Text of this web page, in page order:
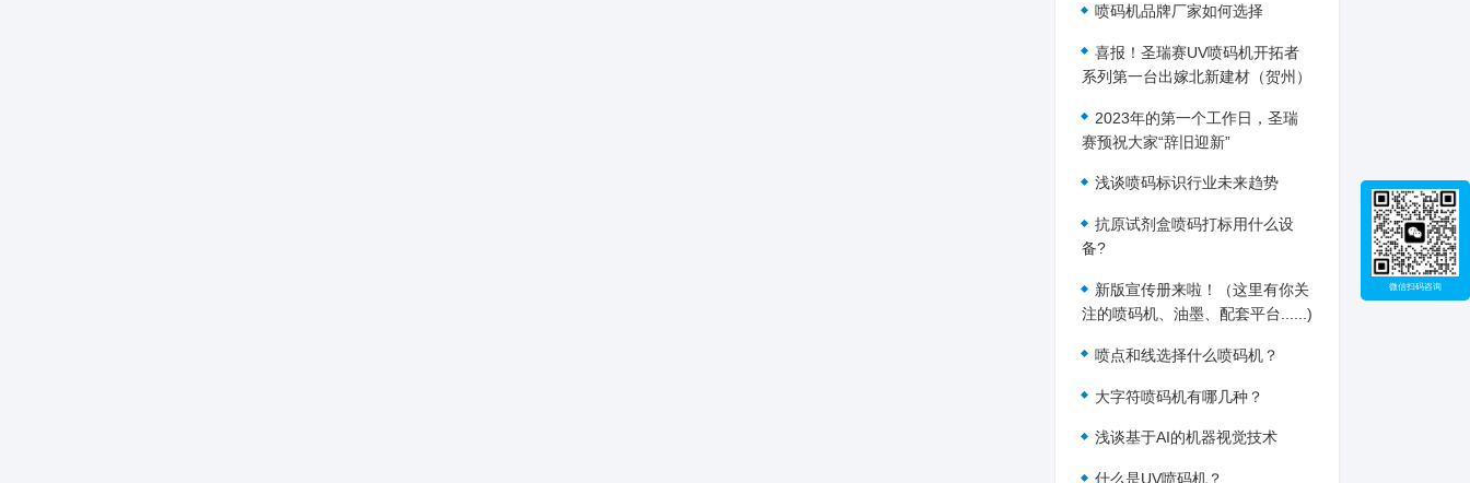
喷码机品牌厂家如何选择
喜报！圣瑞赛UV喷码机开拓者
系列第一台出嫁北新建材（贺州）
2023年的第一个工作日，圣瑞
赛预祝大家“辞旧迎新”
浅谈喷码标识行业未来趋势
抗原试剂盒喷码打标用什么设
备?
新版宣传册来啦！（这里有你关
注的喷码机、油墨、配套平台......)
喷点和线选择什么喷码机？
大字符喷码机有哪几种？
浅谈基于AI的机器视觉技术
什么是UV喷码机？
微信扫码咨询